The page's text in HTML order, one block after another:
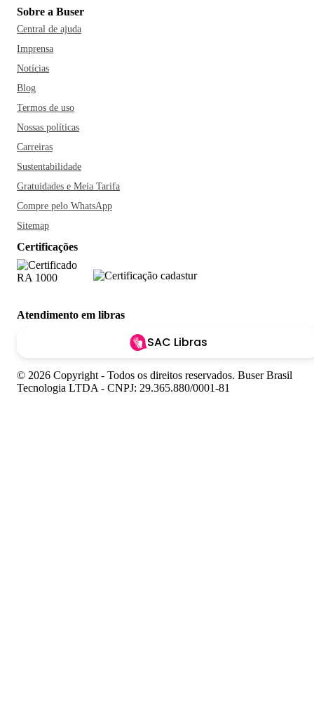
Sobre a Buser
Central de ajuda
Imprensa
Notícias
Blog
Termos de uso
Nossas políticas
Carreiras
Sustentabilidade
Gratuidades e Meia Tarifa
Compre pelo WhatsApp
Sitemap
Certificações
Atendimento em libras
SAC Libras
© 2026 Copyright - Todos os direitos reservados. Buser Brasil
Tecnologia LTDA - CNPJ: 29.365.880/0001-81